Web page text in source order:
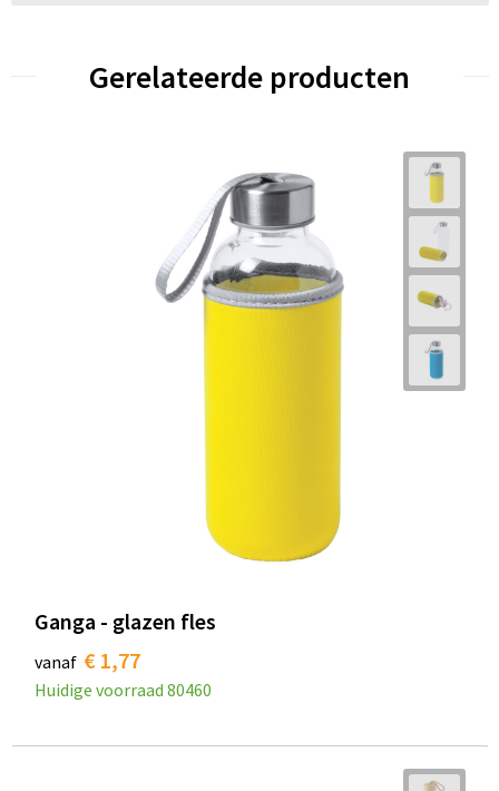
Gerelateerde producten
Ganga - glazen fles
vanaf € 1,77
Huidige voorraad 80460